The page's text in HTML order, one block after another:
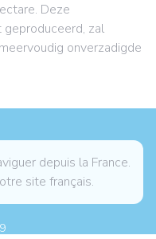
Deze
zal
onverzadigde
depuis la France.
site français.